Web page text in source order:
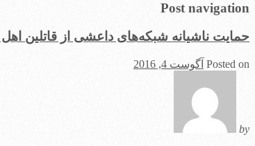
Post navigation
حمایت ناشیانه شبکه‌های داعشی از قاتلین
Posted on آگوست 4, 2016
by